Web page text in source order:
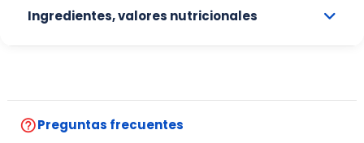
Ingredientes, valores nutricionales
help_outlinePreguntas frecuentes